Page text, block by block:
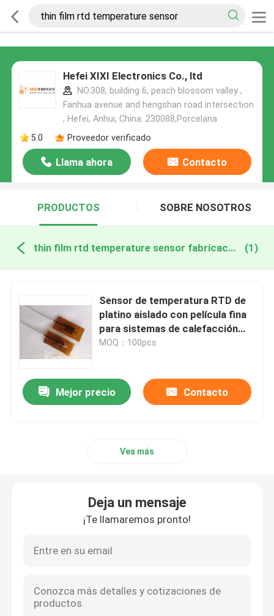
Hefei XIXI Electronics Co., ltd
NO.308, building 6, peach blossom valley ,
Fanhua avenue and hengshan road intersection
, Hefei, Anhui, China. 230088,Porcelana
5.0
Proveedor verificado
Llama ahora Contacto
PRODUCTOS SOBRE NOSOTROS
thin film rtd temperature sensor fabricación en línea (1)
Sensor de temperatura RTD de
platino aislado con película fina
para sistemas de calefacción
por suelo
MOQ：100pcs
Mejor precio Contacto
Vea más
Deja un mensaje
¡Te llamaremos pronto!